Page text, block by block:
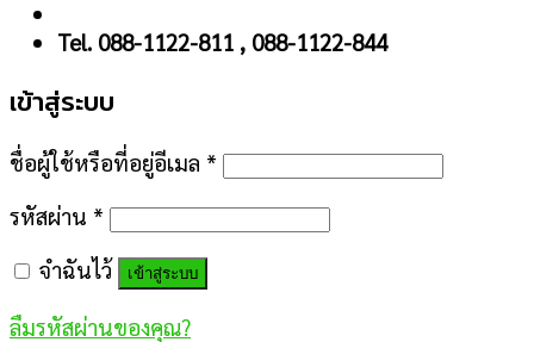
Tel. 088-1122-811 , 088-1122-844
เข้าสู่ระบบ
ชื่อผู้ใช้หรือที่อยู่อีเมล *
รหัสผ่าน *
จำฉันไว้
เข้าสู่ระบบ
ลืมรหัสผ่านของคุณ?